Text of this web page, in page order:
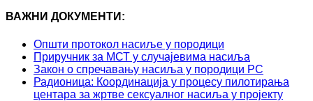
ВАЖНИ ДОКУМЕНТИ:
Општи протокол насиље у породици
Приручник за МСТ у случајевима насиља
Закон о спречавању насиља у породици РС
Радионица: Координација у процесу пилотирања
центара за жртве сексуалног насиља у пројекту